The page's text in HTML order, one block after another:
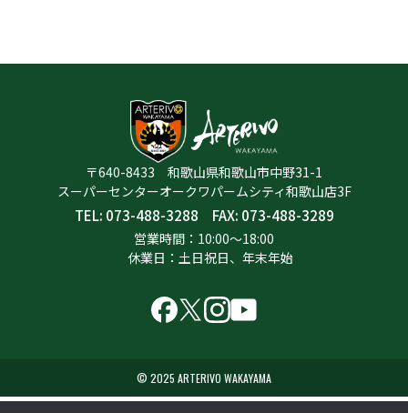
〒640-8433 和歌山県和歌山市中野31-1
​スーパーセンターオークワパームシティ和歌山店3F
TEL: 073-488-3288 FAX: 073-488-3289
営業時間：10:00～18:00
休業日：土日祝日、年末年始
© 2025 ARTERIVO WAKAYAMA